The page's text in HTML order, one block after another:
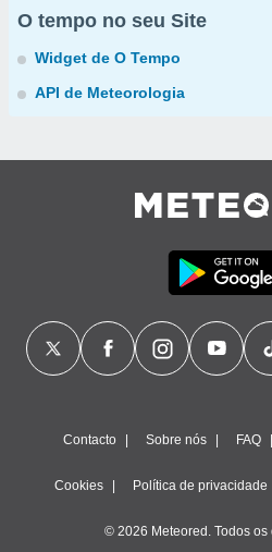
O tempo no seu Site
Widget de O Tempo
API de Meteorologia
Contacto Sobre nós FAQ
Cookies Política de privacidade
© 2026 Meteored. Todos